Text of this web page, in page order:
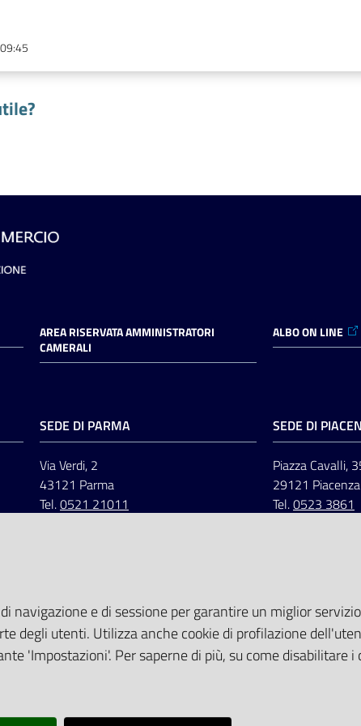
AREA RISERVATA AMMINISTRATORI
CAMERALI
ALBO ON LINE
SEDE DI PARMA
Via Verdi, 2
43121 Parma
Tel.0521 21011
SEDE DI
Piazza Cavalli,
29121 Piacenza
Tel.0523 3861
navigazione e di sessione per garantire un miglior
degli utenti. Utilizza anche cookie di profilazione
'Impostazioni'. Per saperne di più, su come disabilitare